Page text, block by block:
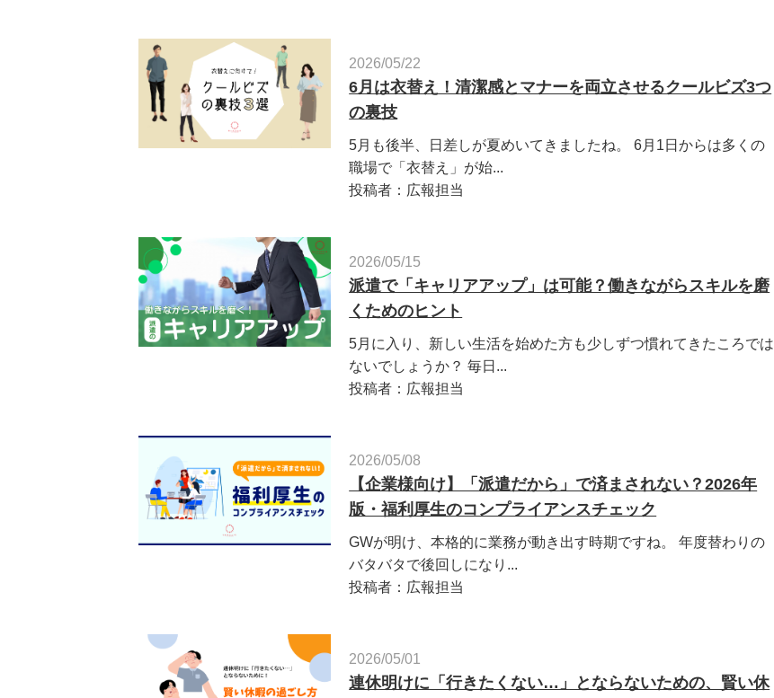
2026/05/22
6月は衣替え！清潔感とマナーを両立させるクールビズ3つ
の裏技
5月も後半、日差しが夏めいてきましたね。 6月1日からは多くの
職場で「衣替え」が始...
投稿者：広報担当
2026/05/15
派遣で「キャリアアップ」は可能？働きながらスキルを磨
くためのヒント
5月に入り、新しい生活を始めた方も少しずつ慣れてきたころでは
ないでしょうか？ 毎日...
投稿者：広報担当
2026/05/08
【企業様向け】「派遣だから」で済まされない？2026年
版・福利厚生のコンプライアンスチェック
GWが明け、本格的に業務が動き出す時期ですね。 年度替わりの
バタバタで後回しになり...
投稿者：広報担当
2026/05/01
連休明けに「行きたくない…」とならないための、賢い休